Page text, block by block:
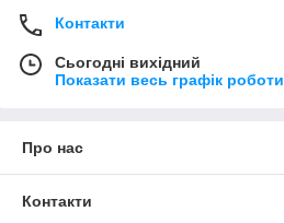
Контакти
Сьогодні вихідний
Показати весь графік роботи
Про нас
Контакти